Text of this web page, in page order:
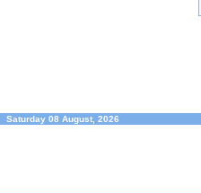
Saturday 08 August, 2026